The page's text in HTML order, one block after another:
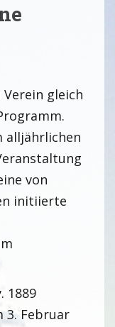
gleich
alljährlichen
von
initiierte
1889
3. Februar